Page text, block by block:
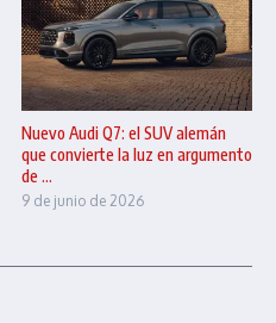
Nuevo Audi Q7: el SUV alemán
que convierte la luz en argumento
de ...
9 de junio de 2026